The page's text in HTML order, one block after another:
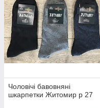
Чоловічі бавовняні
шкарпетки Житомир р 27